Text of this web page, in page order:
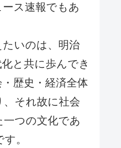
ス速報でもあ
いのは、明治
と共に歩んでき
歴史・経済全体
それ故に社会
つの文化であ
。